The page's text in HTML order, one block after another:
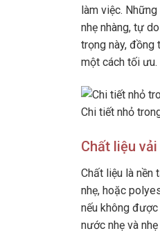
làm việc.
nhẹ nhàng, tự
trọng này,
một cách tối ưu.
Chi tiết nhỏ
Chất liệu
Chất liệu là nền
nhẹ, hoặc
nếu không
nước nhẹ và